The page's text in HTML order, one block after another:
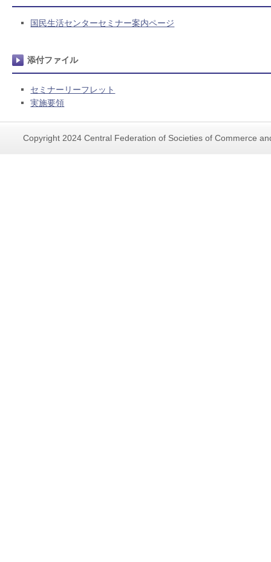
国民生活センターセミナー案内ページ
添付ファイル
セミナーリーフレット
実施要領
Copyright 2024 Central Federation of Societies of Commerce